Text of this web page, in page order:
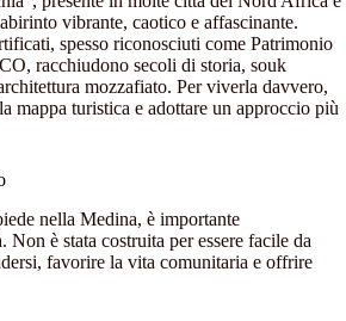
vibrante, caotico e affascinante.
spesso riconosciuti come Patrimonio
racchiudono secoli di storia, souk
mozzafiato. Per viverla davvero,
mappa turistica e adottare un approccio più
nella Medina, è importante
Non è stata costruita per essere facile da
favorire la vita comunitaria e offrire